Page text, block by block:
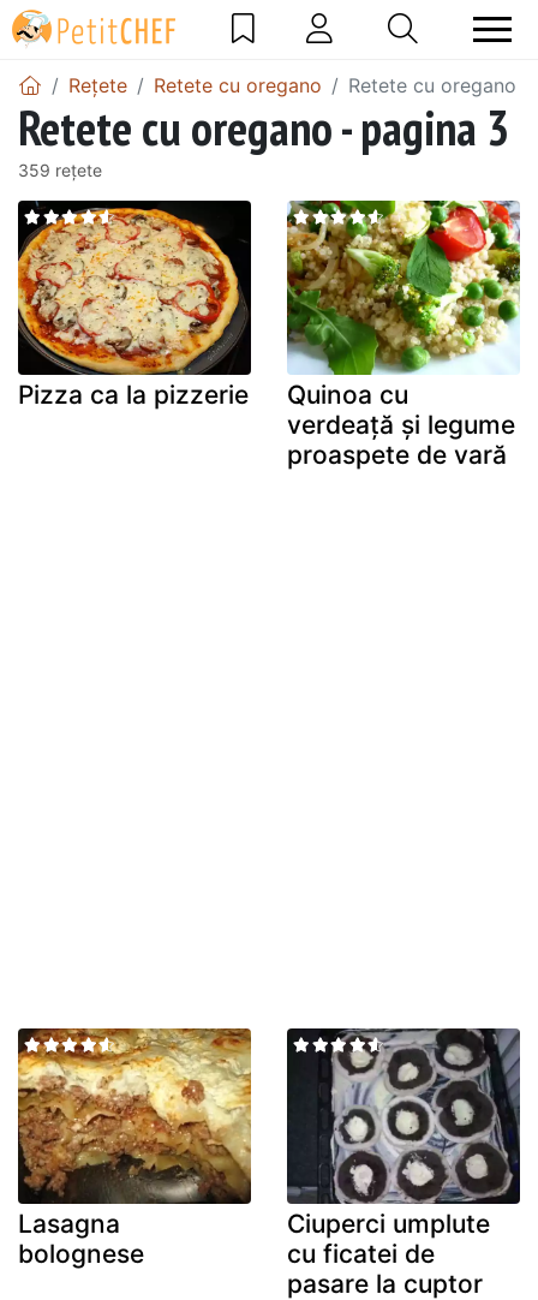
Rețete Retete cu oregano Retete cu oregano -
Retete cu oregano - pagina 3
359 rețete
Pizza ca la pizzerie
Quinoa cu
verdeaţă şi legume
proaspete de vară
Lasagna
bolognese
Ciuperci umplute
cu ficatei de
pasare la cuptor